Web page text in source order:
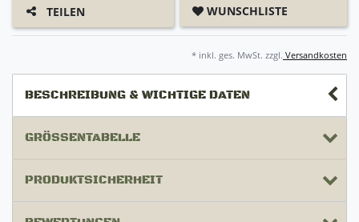
TEILEN WUNSCHLISTE
* inkl. ges. MwSt. zzgl. Versandkosten
BESCHREIBUNG & WICHTIGE DATEN
GRÖSSENTABELLE
PRODUKTSICHERHEIT